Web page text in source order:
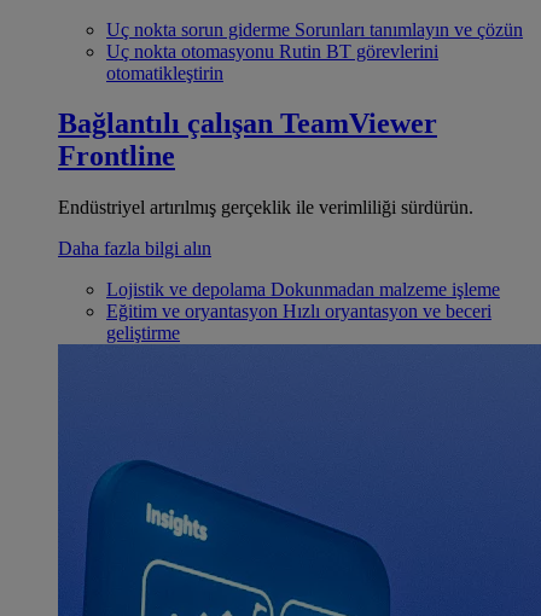
Uç nokta sorun giderme Sorunları tanımlayın ve çözün
Uç nokta otomasyonu Rutin BT görevlerini
otomatikleştirin
Bağlantılı çalışan TeamViewer
Frontline
Endüstriyel artırılmış gerçeklik ile verimliliği sürdürün.
Daha fazla bilgi alın
Lojistik ve depolama Dokunmadan malzeme işleme
Eğitim ve oryantasyon Hızlı oryantasyon ve beceri
geliştirme